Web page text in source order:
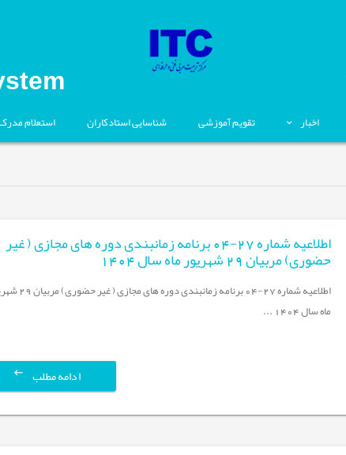
اخبار تقویم آموزشی شناسایی استادکاران استعلام
اطلاعیه شماره 27-04 برنامه زمانبندی دوره های مجازی ( غیر
حضوری) مربیان 29 شهریور ماه سال 1404
اطلاعیه شماره 27-04 برنامه زمانبندی
ماه سال 1404 ...
ادامه مطلب